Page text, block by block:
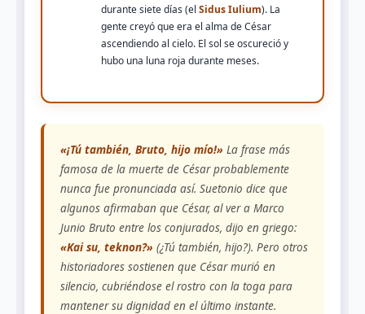
durante siete días (el Sidus Iulium). La
gente creyó que era el alma de César
ascendiendo al cielo. El sol se oscureció y
hubo una luna roja durante meses.
«¡Tú también, Bruto, hijo mío!» La frase más
famosa de la muerte de César probablemente
nunca fue pronunciada así. Suetonio dice que
algunos afirmaban que César, al ver a Marco
Junio Bruto entre los conjurados, dijo en griego:
«Kai su, teknon?» (¿Tú también, hijo?). Pero otros
historiadores sostienen que César murió en
silencio, cubriéndose el rostro con la toga para
mantener su dignidad en el último instante.